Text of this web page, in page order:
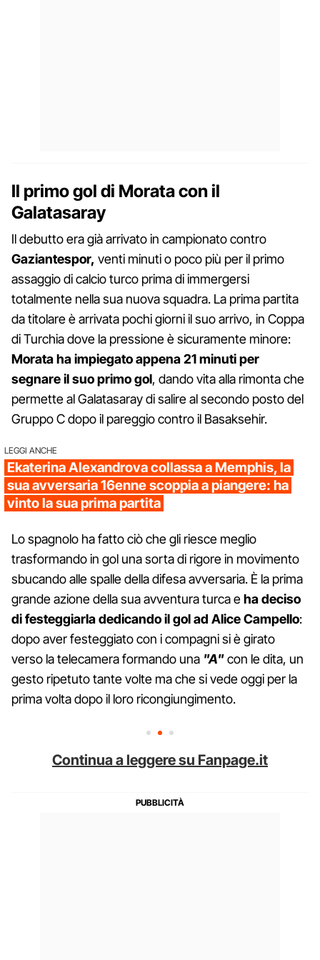
Il primo gol di Morata con il
Galatasaray
Il debutto era già arrivato in campionato contro
Gaziantespor, venti minuti o poco più per il primo
assaggio di calcio turco prima di immergersi
totalmente nella sua nuova squadra. La prima partita
da titolare è arrivata pochi giorni il suo arrivo, in Coppa
di Turchia dove la pressione è sicuramente minore:
Morata ha impiegato appena 21 minuti per
segnare il suo primo gol, dando vita alla rimonta che
permette al Galatasaray di salire al secondo posto del
Gruppo C dopo il pareggio contro il Basaksehir.
LEGGI ANCHE
Ekaterina Alexandrova collassa a Memphis, la
sua avversaria 16enne scoppia a piangere: ha
vinto la sua prima partita
Lo spagnolo ha fatto ciò che gli riesce meglio
trasformando in gol una sorta di rigore in movimento
sbucando alle spalle della difesa avversaria. È la prima
grande azione della sua avventura turca eha deciso
di festeggiarla dedicando il gol ad Alice Campello:
dopo aver festeggiato con i compagni si è girato
verso la telecamera formando una "A"con le dita, un
gesto ripetuto tante volte ma che si vede oggi per la
prima volta dopo il loro ricongiungimento.
Continua a leggere su Fanpage.it